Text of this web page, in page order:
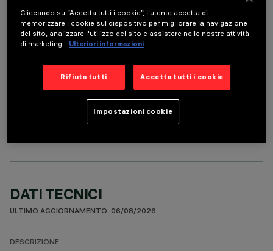
È necessario ordinare uno degli accessori obbligatori per installare e utilizzare correttamente il
prodotto:
COMPONENTI OPZIONALI
DATI TECNICI
ULTIMO AGGIORNAMENTO: 06/08/2026
DESCRIZIONE
Cliccando su “Accetta tutti i cookie”, l'utente accetta di
memorizzare i cookie sul dispositivo per migliorare la navigazione
del sito, analizzare l'utilizzo del sito e assistere nelle nostre attività
di marketing.
Ulteriori informazioni
Rifiuta tutti Accetta tutti i cookie
Impostazioni cookie